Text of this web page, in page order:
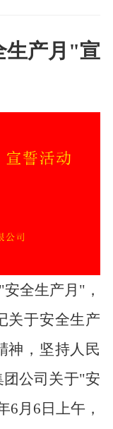
生产月 "宣
全生产月"，
关于安全生产
神，坚持人民
公司关于"安
6月6日上午，